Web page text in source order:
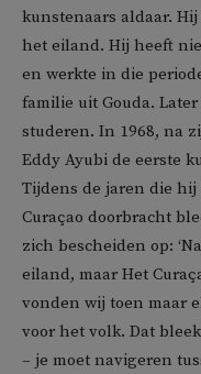
kunstenaars aldaar.
het eiland. Hij heeft
en werkte in die
familie uit Gouda.
studeren. In 1968, na
Eddy Ayubi de eerste
Tijdens de jaren die hij
Curaçao doorbracht
zich bescheiden op:
eiland, maar Het
vonden wij toen maar
voor het volk. Dat
– je moet navigeren